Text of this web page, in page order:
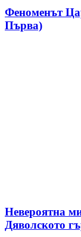
Феноменът
Първа)
Невероятна
Дяволското